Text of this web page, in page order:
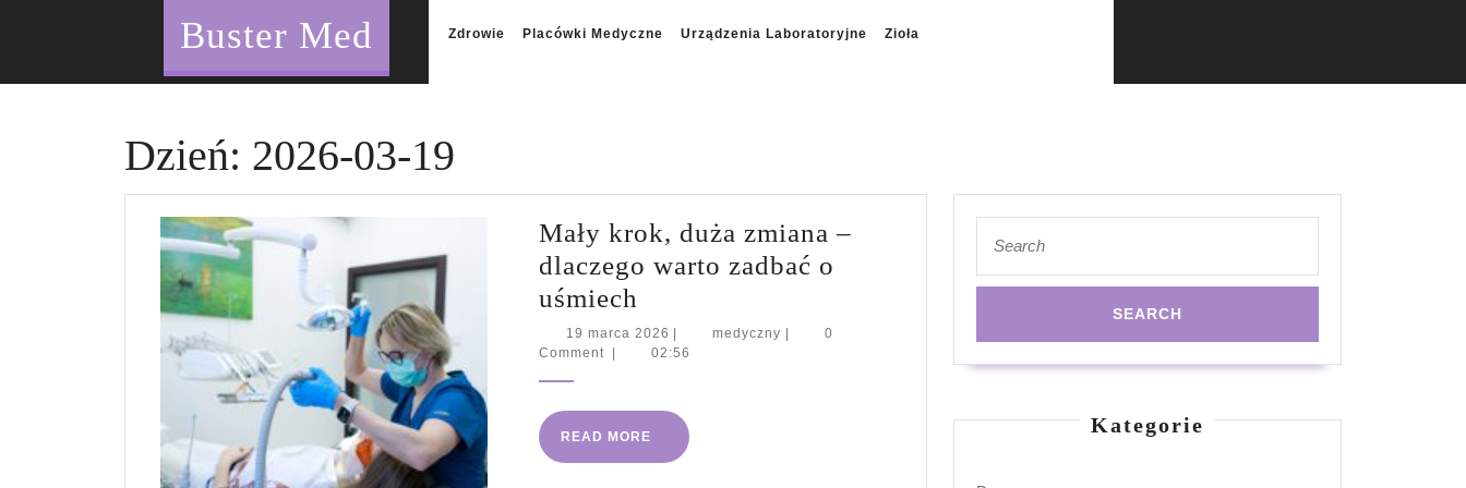
Buster Med Zdrowie Placówki Medyczne Urządzenia Laboratoryjne Zioła
Dzień: 2026-03-19
Mały krok, duża zmiana –
dlaczego warto zadbać o
uśmiech
krok,
duża
–
dlaczego
19 marca 2026 19
marca
medyczny medyczny
0
Comment
02:56
READ MORE
READ
MORE
for:
Kategorie